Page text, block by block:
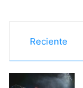
Reciente